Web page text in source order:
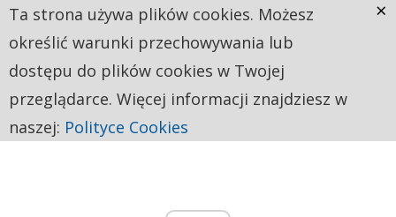
Ta strona używa plików cookies. Możesz
określić warunki przechowywania lub
dostępu do plików cookies w Twojej
przeglądarce. Więcej informacji znajdziesz w
naszej: Polityce Cookies
×